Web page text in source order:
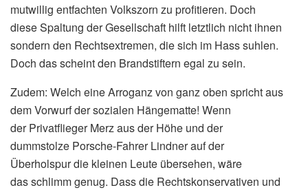
mutwillig entfachten Volkszorn zu profitieren. Doch
diese Spaltung der Gesellschaft hilft letztlich nicht ihnen
sondern den Rechtsextremen, die sich im Hass suhlen.
Doch das scheint den Brandstiftern egal zu sein.
Zudem: Welch eine Arroganz von ganz oben spricht aus
dem Vorwurf der sozialen Hängematte! Wenn
der Privatflieger Merz aus der Höhe und der
dummstolze Porsche-Fahrer Lindner auf der
Überholspur die kleinen Leute übersehen, wäre
das schlimm genug. Dass die Rechtskonservativen und